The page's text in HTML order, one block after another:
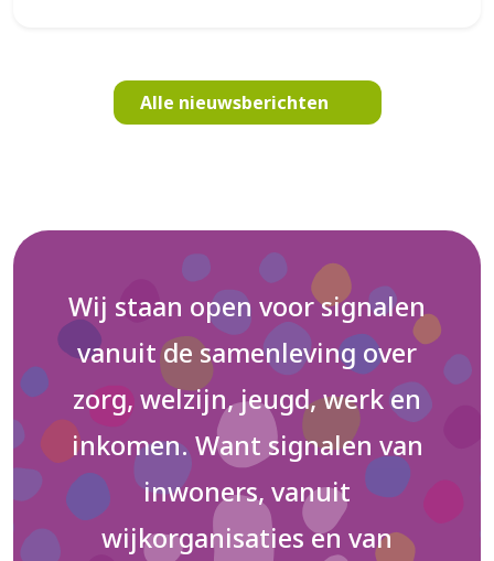
participatie– sluiten goed aan bij de visie van de
Adviesraad.
Alle nieuwsberichten
Wij staan open voor signalen
vanuit de samenleving over
zorg, welzijn, jeugd, werk en
inkomen. Want signalen van
inwoners, vanuit
wijkorganisaties en van